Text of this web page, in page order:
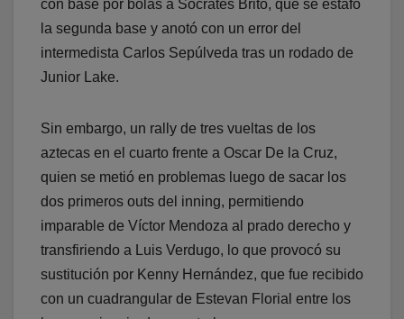
con base por bolas a Sócrates Brito, que se estafó
la segunda base y anotó con un error del
intermedista Carlos Sepúlveda tras un rodado de
Junior Lake.
Sin embargo, un rally de tres vueltas de los
aztecas en el cuarto frente a Oscar De la Cruz,
quien se metió en problemas luego de sacar los
dos primeros outs del inning, permitiendo
imparable de Víctor Mendoza al prado derecho y
transfiriendo a Luis Verdugo, lo que provocó su
sustitución por Kenny Hernández, que fue recibido
con un cuadrangular de Estevan Florial entre los